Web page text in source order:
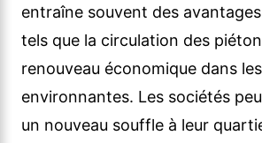
entraîne souvent des
tels que la circulation des
renouveau économique dans
environnantes. Les sociétés
un nouveau souffle à leur